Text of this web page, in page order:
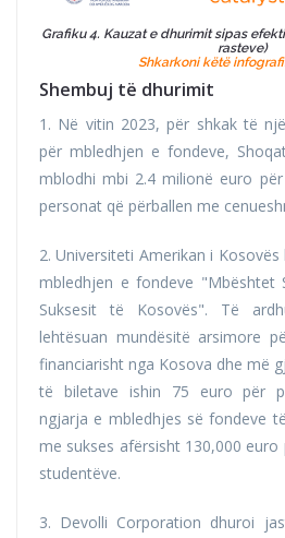
Grafiku 4. Kauzat e dhurimit sipas
rasteve)
Shkarkoni këtë
Shembuj të dhurimit
1. Në vitin 2023, për shkak të
për mbledhjen e fondeve,
mblodhi mbi 2.4 milionë euro
personat që përballen me
2. Universiteti Amerikan i
mbledhjen e fondeve "Mbështet
Suksesit të Kosovës". Të
lehtësuan mundësitë arsimore
financiarisht nga Kosova dhe më
të biletave ishin 75 euro për
ngjarja e mbledhjes së fondeve
me sukses afërsisht 130,000
studentëve.
3. Devolli Corporation dhuroi